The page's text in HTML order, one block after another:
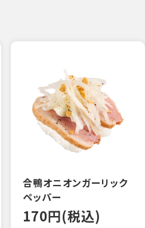
合鴨オニオンガーリック
ペッパー
170円(税込)